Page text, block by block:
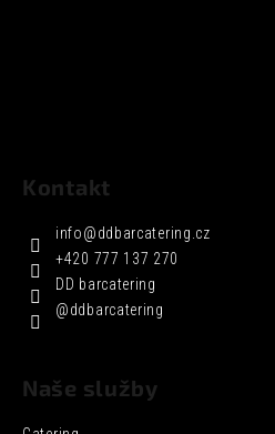
Kontakt
info@ddbarcatering.cz
+420 777 137 270
DD barcatering
@ddbarcatering
Naše služby